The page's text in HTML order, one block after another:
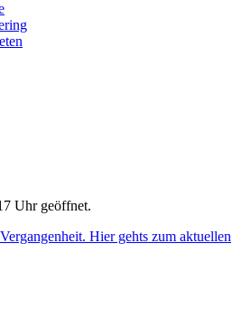
Uhr geöffnet.
Hier gehts zum aktuellen